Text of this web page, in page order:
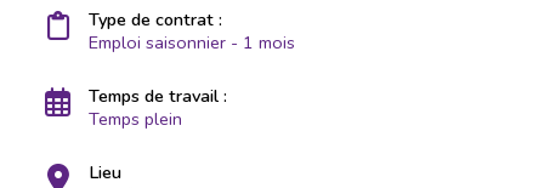
Type de contrat :
Emploi saisonnier - 1 mois
Temps de travail :
Temps plein
Lieu